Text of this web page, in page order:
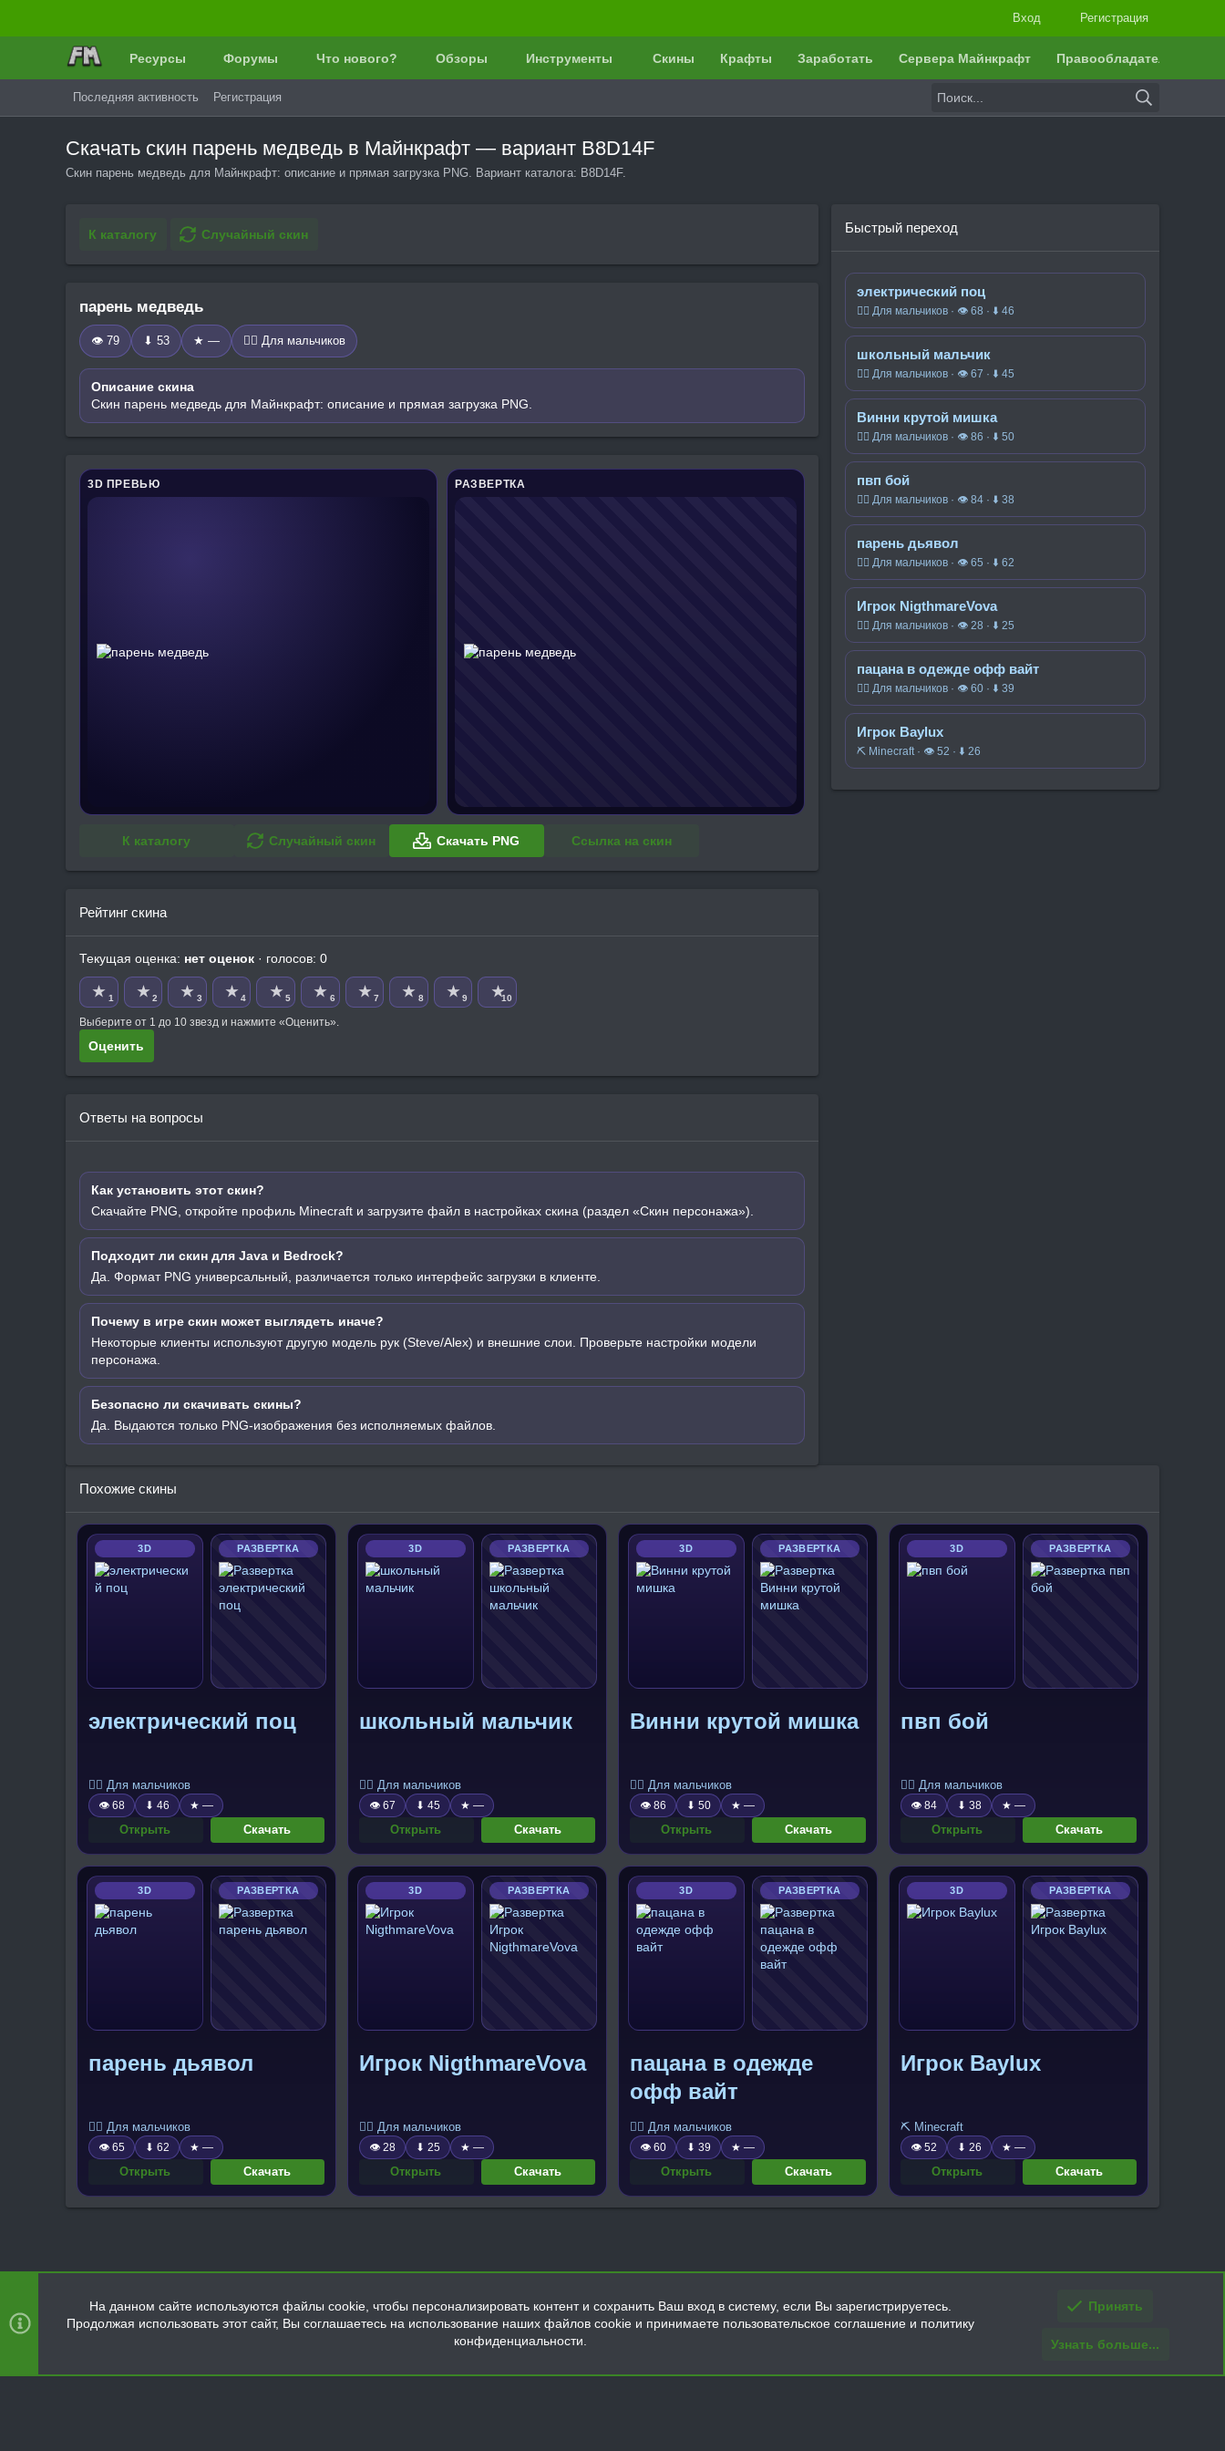
Вход Регистрация
Ресурсы Форумы Что нового? Обзоры Инструменты Скины Крафты Заработать Сервера Майнкрафт Правообладателям
Последняя активность Регистрация
Скачать скин парень медведь в Майнкрафт — вариант B8D14F
Скин парень медведь для Майнкрафт: описание и прямая загрузка PNG. Вариант каталога: B8D14F.
К каталогу Случайный скин
парень медведь
👁 79 ⬇ 53 ★ — 🧍‍♂️ Для мальчиков
Описание скина
Скин парень медведь для Майнкрафт: описание и прямая загрузка PNG.
3D ПРЕВЬЮ РАЗВЕРТКА
К каталогу Случайный скин Скачать PNG Ссылка на скин
Рейтинг скина
Текущая оценка: нет оценок · голосов: 0
★ 1 ★ 2 ★ 3 ★ 4 ★ 5 ★ 6 ★ 7 ★ 8 ★ 9 ★10
Выберите от 1 до 10 звезд и нажмите «Оценить».
Оценить
Ответы на вопросы
Как установить этот скин?
Скачайте PNG, откройте профиль Minecraft и загрузите файл в настройках скина (раздел «Скин персонажа»).
Подходит ли скин для Java и Bedrock?
Да. Формат PNG универсальный, различается только интерфейс загрузки в клиенте.
Почему в игре скин может выглядеть иначе?
Некоторые клиенты используют другую модель рук (Steve/Alex) и внешние слои. Проверьте настройки модели
персонажа.
Безопасно ли скачивать скины?
Да. Выдаются только PNG-изображения без исполняемых файлов.
Быстрый переход
электрический поц
🧍‍♂️ Для мальчиков · 👁 68 · ⬇ 46
школьный мальчик
🧍‍♂️ Для мальчиков · 👁 67 · ⬇ 45
Винни крутой мишка
🧍‍♂️ Для мальчиков · 👁 86 · ⬇ 50
пвп бой
🧍‍♂️ Для мальчиков · 👁 84 · ⬇ 38
парень дьявол
🧍‍♂️ Для мальчиков · 👁 65 · ⬇ 62
Игрок NigthmareVova
🧍‍♂️ Для мальчиков · 👁 28 · ⬇ 25
пацана в одежде офф вайт
🧍‍♂️ Для мальчиков · 👁 60 · ⬇ 39
Игрок Baylux
⛏️ Minecraft · 👁 52 · ⬇ 26
Похожие скины
3D РАЗВЕРТКА
электрический поц
🧍‍♂️ Для мальчиков
👁 68 ⬇ 46 ★ —
Открыть Скачать
3D РАЗВЕРТКА
школьный мальчик
🧍‍♂️ Для мальчиков
👁 67 ⬇ 45 ★ —
Открыть Скачать
3D РАЗВЕРТКА
Винни крутой мишка
🧍‍♂️ Для мальчиков
👁 86 ⬇ 50 ★ —
Открыть Скачать
3D РАЗВЕРТКА
пвп бой
🧍‍♂️ Для мальчиков
👁 84 ⬇ 38 ★ —
Открыть Скачать
3D РАЗВЕРТКА
парень дьявол
🧍‍♂️ Для мальчиков
👁 65 ⬇ 62 ★ —
Открыть Скачать
3D РАЗВЕРТКА
Игрок NigthmareVova
🧍‍♂️ Для мальчиков
👁 28 ⬇ 25 ★ —
Открыть Скачать
3D РАЗВЕРТКА
пацана в одежде
офф вайт
🧍‍♂️ Для мальчиков
👁 60 ⬇ 39 ★ —
Открыть Скачать
3D РАЗВЕРТКА
Игрок Baylux
⛏️ Minecraft
👁 52 ⬇ 26 ★ —
Открыть Скачать
Главная
R
S
На данном сайте используются файлы cookie, чтобы персонализировать контент и сохранить Ваш вход в систему, если Вы зарегистрируетесь.
Продолжая использовать этот сайт, Вы соглашаетесь на использование наших файлов cookie и принимаете пользовательское соглашение и политику
конфиденциальности.
Принять
Узнать больше...